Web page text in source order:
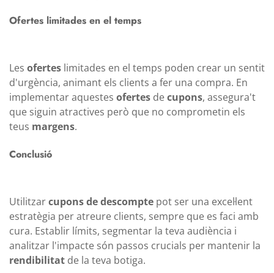
Ofertes limitades en el temps
Les ofertes limitades en el temps poden crear un sentit
d'urgència, animant els clients a fer una compra. En
implementar aquestes ofertes decupons, assegura't
que siguin atractives però que no comprometin els
teus margens.
Conclusió
Utilitzarcupons de descompte pot ser una excel·lent
estratègia per atreure clients, sempre que es faci amb
cura. Establir límits, segmentar la teva audiència i
analitzar l'impacte són passos crucials per mantenir la
rendibilitat de la teva botiga.